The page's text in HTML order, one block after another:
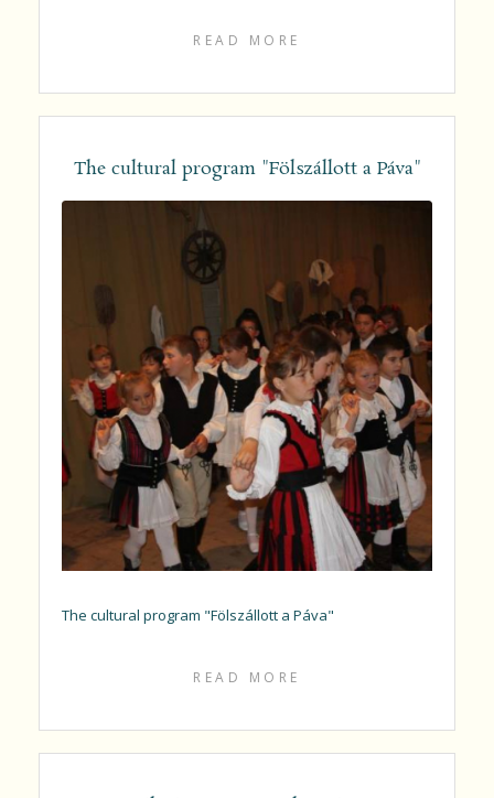
READ MORE
The cultural program "Fölszállott a Páva"
The cultural program "Fölszállott a Páva"
READ MORE